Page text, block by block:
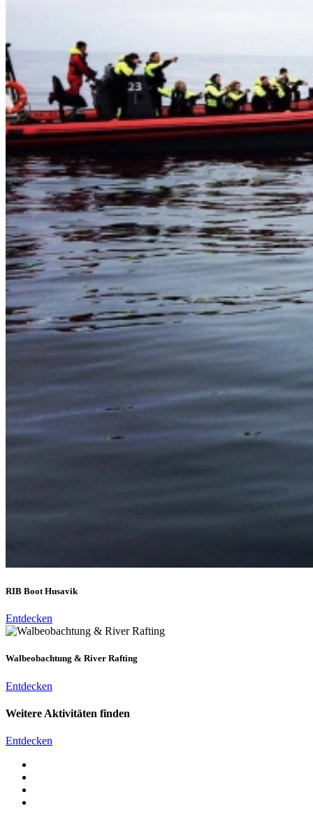
RIB Boot Husavik
Entdecken
Walbeobachtung & River Rafting
Entdecken
Weitere Aktivitäten finden
Entdecken